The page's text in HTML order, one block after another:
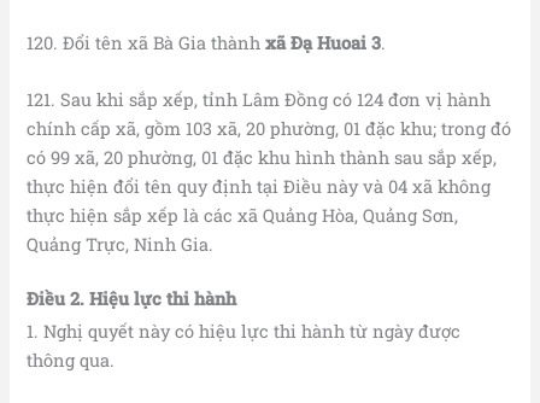
120. Đổi tên xã Bà Gia thànhxã Đạ Huoai 3.
121. Sau khi sắp xếp, tỉnh Lâm Đồng có 124 đơn vị hành
chính cấp xã, gồm 103 xã, 20 phường, 01 đặc khu; trong đó
có 99 xã, 20 phường, 01 đặc khu hình thành sau sắp xếp,
thực hiện đổi tên quy định tại Điều này và 04 xã không
thực hiện sắp xếp là các xã Quảng Hòa, Quảng Sơn,
Quảng Trực, Ninh Gia.
Điều 2. Hiệu lực thi hành
1. Nghị quyết này có hiệu lực thi hành từ ngày được
thông qua.